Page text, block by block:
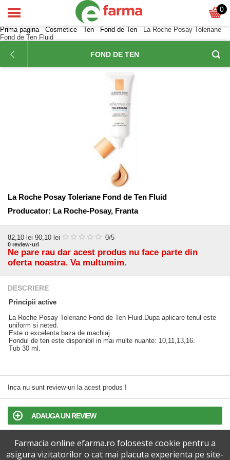
0
Prima pagina- Cosmetice - Ten - Fond de Ten - La Roche Posay Toleriane
Fond de Ten Fluid
FOND DE TEN
La Roche Posay Toleriane Fond de Ten Fluid
Producator: La Roche-Posay, Franta
82,10 lei 90,10 lei 0/5
0 review-uri
Ne pare rau dar acest produs nu face parte din
oferta noastra. Va multumim.
DESCRIERE
Principii active
La Roche Posay Toleriane Fond de Ten Fluid.Dupa aplicare tenul este
uniform si neted.
Este o excelenta baza de machiaj.
Fondul de ten este disponibil in mai multe nuante: 10,11,13,16.
Tub 30 ml.
Inca nu sunt review-uri la acest produs !
ADAUGA UN REVIEW
TERMENI SI CONDITII
Farmacia online efarma.ro foloseste cookie pentru a
asigura vizitatorilor o cat mai placuta experienta pe site-